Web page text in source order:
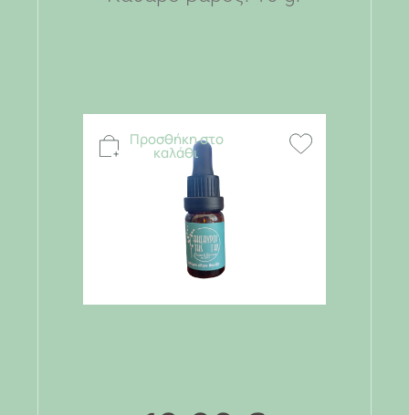
Προσθήκη στο
καλάθι